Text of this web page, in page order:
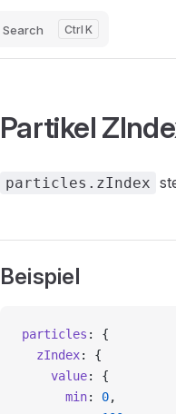
Search K
Partikel
particles.zIndex
Beispiel
particles : {
  zIndex
: {
    value
: {
      min
: 0,